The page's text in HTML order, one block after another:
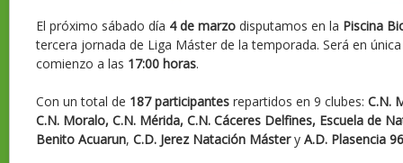
El próximo sábado día 4 de marzo disputamos en la Piscina
tercera jornada de Liga Máster de la temporada. Será en
comienzo a las 17:00 horas.
Con un total de 187 participantes repartidos en 9 clubes: C.N.
C.N. Moralo, C.N. Mérida, C.N. Cáceres Delfines, Escuela de
Benito Acuarun, C.D. Jerez Natación Mástery A.D. Plasencia 96